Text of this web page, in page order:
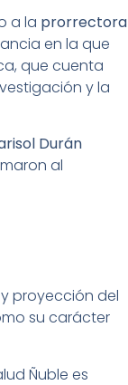
a la prorrectora
en la que
que cuenta
y la
Durán
al
proyección del
su carácter
Ñuble es